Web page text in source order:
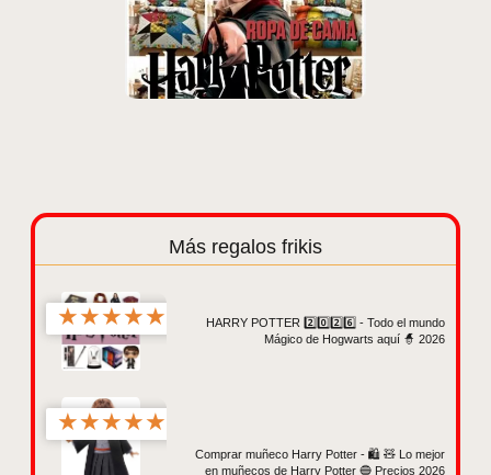
Más regalos frikis
★★★★★
HARRY POTTER 2️⃣0️⃣2️⃣6️⃣ - Todo el mundo
Mágico de Hogwarts aquí 🧙 2026
★★★★★
Comprar muñeco Harry Potter - 🛍️ 🧸 Lo mejor
en muñecos de Harry Potter 🔵 Precios 2026